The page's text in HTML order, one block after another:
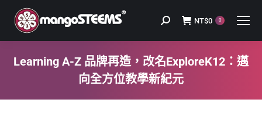
Search: NT$0 0
Learning A-Z 品牌再造，改名ExploreK12：邁
向全方位教學新紀元